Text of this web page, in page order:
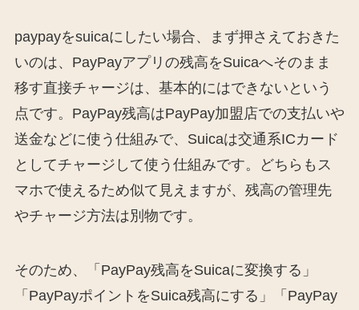
paypayをsuicaにしたい場合、まず押さえておきた
いのは、PayPayアプリの残高をSuicaへそのまま
移す直接チャージは、基本的にはできないという
点です。PayPay残高はPayPay加盟店での支払いや
送金などに使う仕組みで、Suicaは交通系ICカード
としてチャージして使う仕組みです。どちらもス
マホで使えるため似て見えますが、残高の管理先
やチャージ方法は別物です。
そのため、「PayPay残高をSuicaに変換する」
「PayPayポイントをSuica残高にする」「PayPay